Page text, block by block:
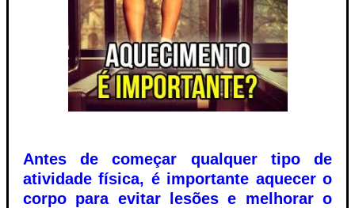
Antes de começar qualquer tipo de
atividade física, é importante aquecer o
corpo para evitar lesões e melhorar o